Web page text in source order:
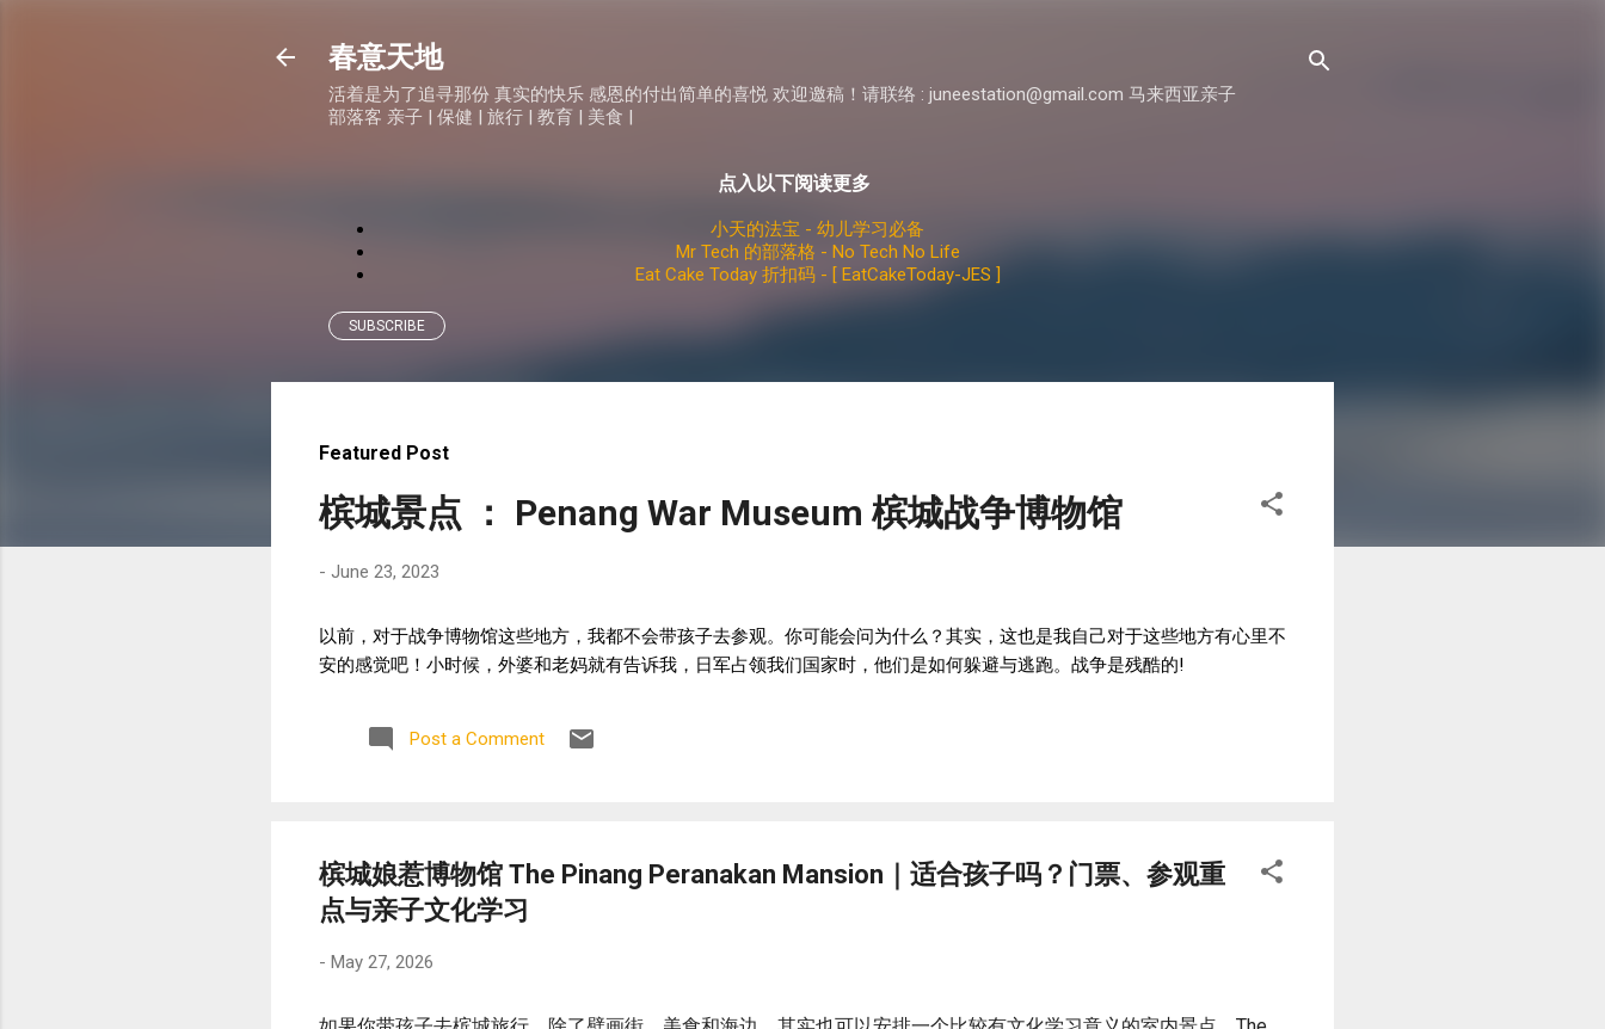
春意天地
活着是为了追寻那份 真实的快乐 感恩的付出简单的喜悦 欢迎邀稿！请联络 : juneestation@gmail.com 马来西亚亲子
部落客 亲子 | 保健 | 旅行 | 教育 | 美食 |
点入以下阅读更多
小天的法宝 - 幼儿学习必备
Mr Tech 的部落格 - No Tech No Life
Eat Cake Today 折扣码 - [ EatCakeToday-JES ]
SUBSCRIBE
Featured Post
槟城景点 ： Penang War Museum 槟城战争博物馆
- June 23, 2023
以前，对于战争博物馆这些地方，我都不会带孩子去参观。你可能会问为什么？其实，这也是我自己对于这些地方有心里不
安的感觉吧！小时候，外婆和老妈就有告诉我，日军占领我们国家时，他们是如何躲避与逃跑。战争是残酷的!
Post a Comment
槟城娘惹博物馆 The Pinang Peranakan Mansion｜适合孩子吗？门票、参观重
点与亲子文化学习
- May 27, 2026